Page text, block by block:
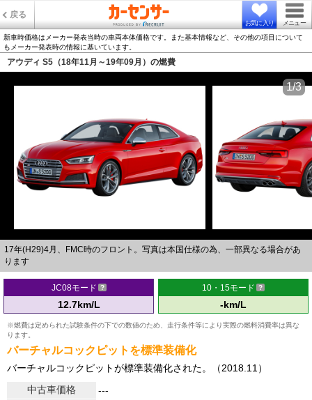
戻る
お気に入り メニュー
新車時価格はメーカー発表当時の車両本体価格です。また基本情報など、その他の項目について
もメーカー発表時の情報に基いています。
アウディ S5（18年11月～19年09月）の燃費
17年(H29)4月、FMC時のフロント。写真は本国仕様の為、一部異なる場合があ
ります
1/3
JC08モード
12.7km/L
10・15モード
-km/L
※燃費は定められた試験条件の下での数値のため、走行条件等により実際の燃料消費率は異な
ります。
バーチャルコックピットを標準装備化
バーチャルコックピットが標準装備化された。（2018.11）
中古車価格
---